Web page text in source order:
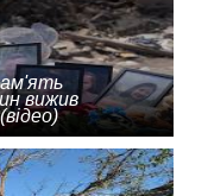
вижив